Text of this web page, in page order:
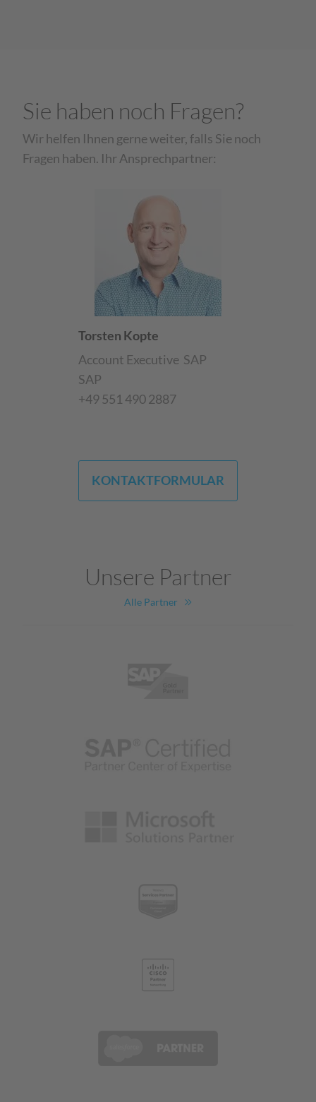
Sie haben noch Fragen?
Wir helfen Ihnen gerne weiter, falls Sie noch
Fragen haben. Ihr Ansprechpartner:
Torsten Kopte
Account Executive SAP
SAP
+49 551 490 2887
KONTAKTFORMULAR
Unsere Partner
Alle Partner